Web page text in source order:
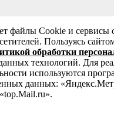
файлы Cookie и сервисы
Пользуясь
обработки
технологий. Для
используются
данных: